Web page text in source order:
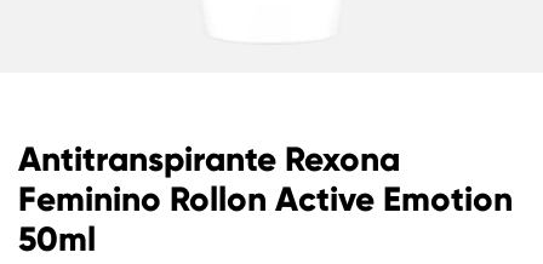
Antitranspirante Rexona
Feminino Rollon Active Emotion
50ml